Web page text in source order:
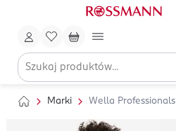
Marki Wella Professionals